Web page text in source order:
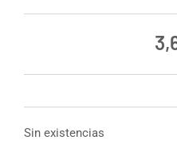
Sin existencias